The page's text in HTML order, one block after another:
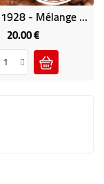
Mélange 1928 - Mélange Maison 100% Arabica 1Kg - Café Brésilia
20.00 €Price